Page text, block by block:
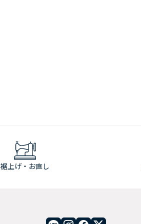
裾上げ・お直し